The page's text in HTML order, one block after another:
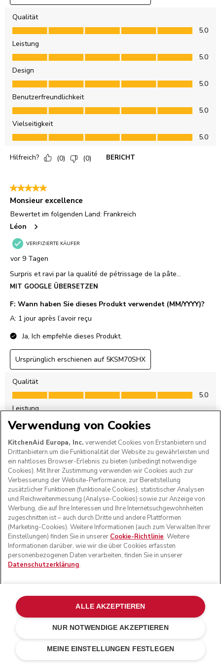
Liebesapfelrot
CHF 699.30
CHF 999.-
Kosten
Verwendung von Cookies
KitchenAid Europa, Inc. verwendet Cookies von Erstanbietern und
Drittanbietern um die Funktionalität der Website zu gewährleisten und
ein nahtloses Browser-Erlebnis zu bieten (unbedingt notwendige
Cookies). Mit Ihrer Zustimmung verwenden wir Cookies auch zur
Verbesserung der Website-Performance, zur Bereitstellung
zusätzlicher Funktionen (funktionale Cookies), statistischer Analysen
und Reichweitenmessung (Analyse-Cookies) sowie zur Anzeige von
Werbung, die auf Ihre Interessen und Ihre Internetsuchgewohnheiten
zugeschnitten ist – auch durch Dritte und andere Plattformen
(Marketing-Cookies). Weitere Informationen (auch zum Verwalten Ihrer
Einstellungen) finden Sie in unserer Cookie-Richtlinie. Weitere
Informationen darüber, wie wir die über Cookies erfassten
personenbezogenen Daten verarbeiten, finden Sie in unserer
Datenschutzerklärung.
MEINE EINSTELLUNGEN FESTLEGEN
NUR NOTWENDIGE AKZEPTIEREN
ALLE AKZEPTIEREN